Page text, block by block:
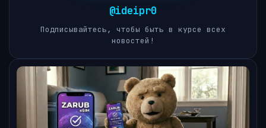
@ideipr0
Подписывайтесь, чтобы быть в курсе всех
новостей!